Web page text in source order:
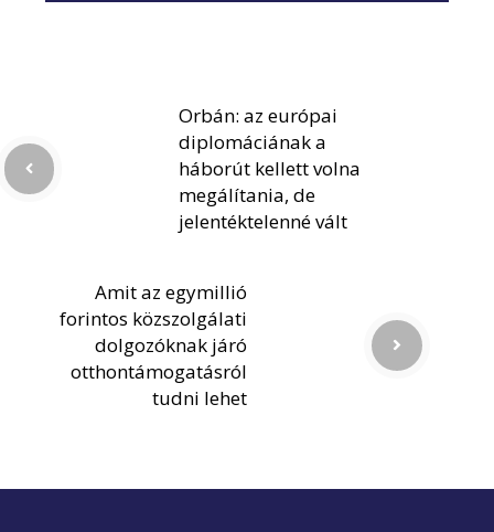
Orbán: az európai
diplomáciának a
háborút kellett volna
megálítania, de
jelentéktelenné vált
Amit az egymillió
forintos közszolgálati
dolgozóknak járó
otthontámogatásról
tudni lehet